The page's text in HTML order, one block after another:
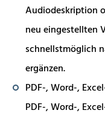
Audiodeskription
neu eingestellten
schnellstmöglich
ergänzen.
PDF-, Word-,
PDF-, Word-,